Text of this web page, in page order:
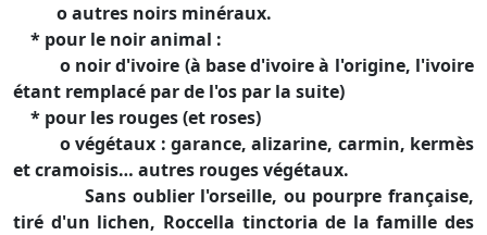
o autres noirs minéraux.
* pour le noir animal :
o noir d'ivoire (à base d'ivoire à l'origine, l'ivoire
étant remplacé par de l'os par la suite)
* pour les rouges (et roses)
o végétaux : garance, alizarine, carmin, kermès
et cramoisis… autres rouges végétaux.
Sans oublier l'orseille, ou pourpre française,
tiré d'un lichen, Roccella tinctoria de la famille des